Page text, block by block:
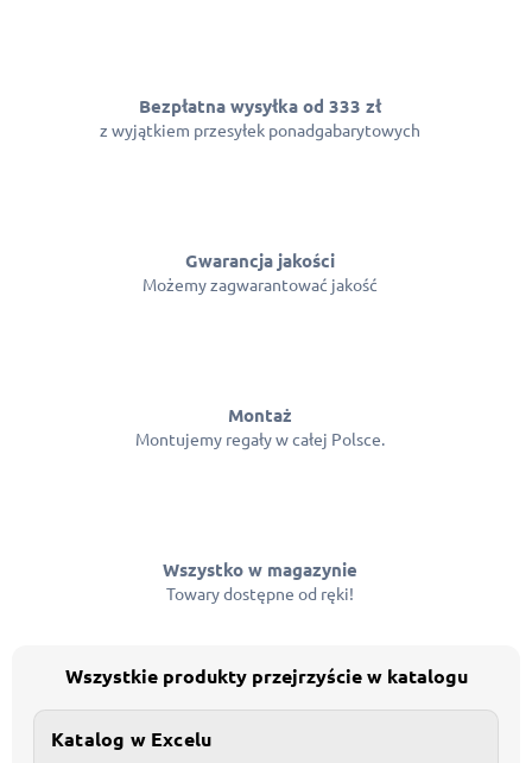
l
i
s
Bezpłatna wysyłka od 333 zł
z wyjątkiem przesyłek ponadgabarytowych
Gwarancja jakości
Możemy zagwarantować jakość
Montaż
Montujemy regały w całej Polsce.
Wszystko w magazynie
Towary dostępne od ręki!
Wszystkie produkty przejrzyście w katalogu
Katalog w Excelu